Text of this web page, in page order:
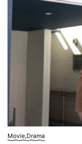
Movie,Drama